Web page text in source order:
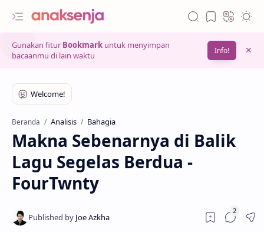
Gunakan fitur Bookmark untuk menyimpan
bacaanmu di lain waktu
Info!
Beranda Analisis Bahagia
Makna Sebenarnya di Balik
Lagu Segelas Berdua -
FourTwnty